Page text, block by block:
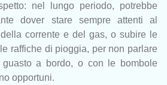
nel lungo periodo, potrebbe
dover stare sempre attenti al
corrente e del gas, o subire le
raffiche di pioggia, per non parlare
a bordo, o con le bombole
opportuni.